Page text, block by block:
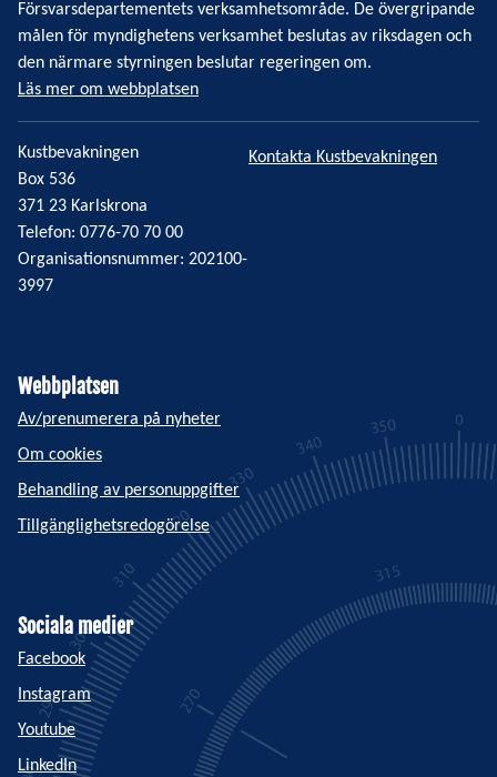
Försvarsdepartementets verksamhetsområde. De övergripande
målen för myndighetens verksamhet beslutas av riksdagen och
den närmare styrningen beslutar regeringen om.
Läs mer om webbplatsen
Kustbevakningen
Box 536
371 23 Karlskrona
Telefon: 0776-70 70 00
Organisationsnummer: 202100-
3997
Kontakta Kustbevakningen
Webbplatsen
Av/prenumerera på nyheter
Om cookies
Behandling av personuppgifter
Tillgänglighetsredogörelse
Sociala medier
Facebook
Instagram
Youtube
LinkedIn